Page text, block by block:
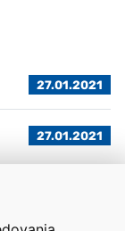
27.01.2021
27.01.2021